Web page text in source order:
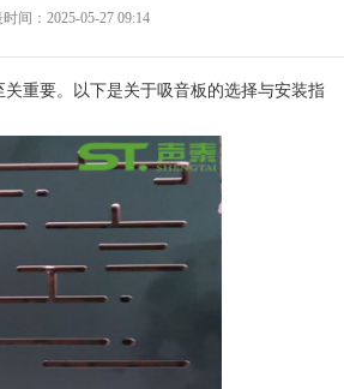
间：2025-05-27 09:14
重要。以下是关于吸音板的选择与安装指